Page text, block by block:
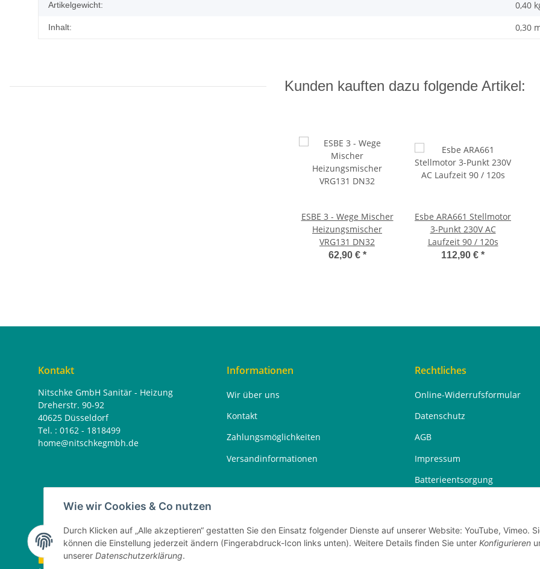
Wie wir Cookies & Co nutzen
Durch Klicken auf „Alle akzeptieren“ gestatten Sie den Einsatz folgender Dienste auf unserer Website: YouTube, Vimeo.
können die Einstellung jederzeit ändern (Fingerabdruck-Icon links unten). Weitere Details finden Sie unter Konfigurieren
unserer Datenschutzerklärung.
Artikelgewicht: 0,40
Inhalt: 0,30
Kunden kauften dazu folgende Artikel:
ESBE 3 - Wege Mischer
Heizungsmischer
VRG131 DN32
62,90 € *
Esbe ARA661 Stellmotor
3-Punkt 230V AC
Laufzeit 90 / 120s
112,90 € *
Kontakt
Nitschke GmbH Sanitär - Heizung
Dreherstr. 90-92
40625 Düsseldorf
Tel. : 0162 - 1818499
home@nitschkegmbh.de
Informationen
Wir über uns
Kontakt
Zahlungsmöglichkeiten
Versandinformationen
Rechtliches
Online-Widerrufsformular
Datenschutz
AGB
Impressum
Batterieentsorgung
Vertrag widerrufen